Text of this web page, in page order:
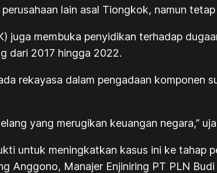
lain asal Tiongkok, namun
juga membuka penyidikan terhadap
dari 2017 hingga 2022.
rekayasa dalam pengadaan komponen
yang merugikan keuangan negara,”
untuk meningkatkan kasus ini ke tahap
Anggono, Manajer Enjiniring PT PLN